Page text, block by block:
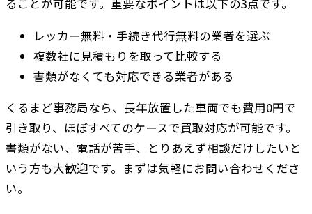
ることが可能です。重要なポイントは以下の3点です。
レッカー無料・手続き代行無料の業者を選ぶ
複数社に見積もりを取って比較する
書類がなくても対応できる業者がある
くるまど事務局なら、長年放置した車両でも費用0円で
引き取り、ほぼすべてのケースで買取対応が可能です。
書類がない、電話が苦手、とりあえず相談だけしたいと
いう方も大歓迎です。まずは気軽にお問い合わせくださ
い。